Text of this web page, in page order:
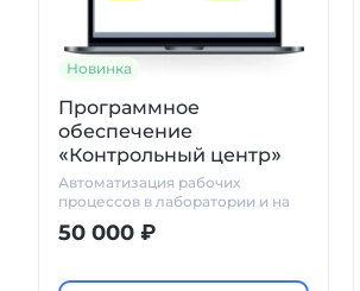
Новинка
Программное
обеспечение
«Контрольный центр»
Primelab
Автоматизация рабочих
процессов в лаборатории и на
производстве
50 000 ₽